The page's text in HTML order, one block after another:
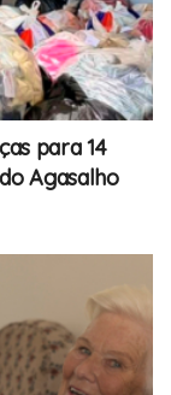
para 14
Agasalho